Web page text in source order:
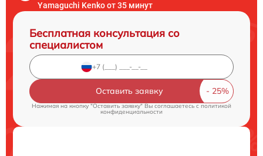
Yamaguchi Kenko от 35 минут
Бесплатная консультация со
специалистом
Оставить заявку
Нажимая на кнопку "Оставить заявку" Вы соглашаетесь cполитикой
конфиденциальности